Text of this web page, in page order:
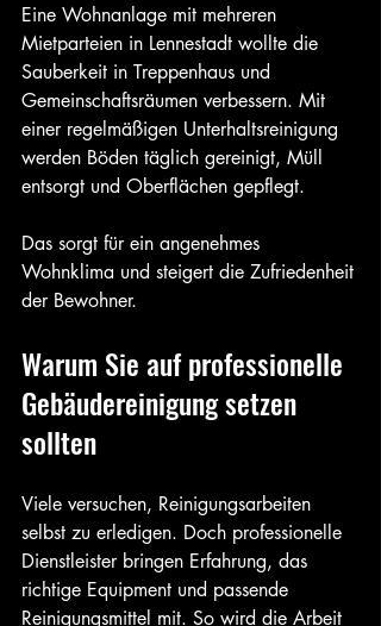
Eine Wohnanlage mit mehreren
Mietparteien in Lennestadt wollte die
Sauberkeit in Treppenhaus und
Gemeinschaftsräumen verbessern. Mit
einer regelmäßigen Unterhaltsreinigung
werden Böden täglich gereinigt, Müll
entsorgt und Oberflächen gepflegt.
Das sorgt für ein angenehmes
Wohnklima und steigert die Zufriedenheit
der Bewohner.
Warum Sie auf professionelle
Gebäudereinigung setzen
sollten
Viele versuchen, Reinigungsarbeiten
selbst zu erledigen. Doch professionelle
Dienstleister bringen Erfahrung, das
richtige Equipment und passende
Reinigungsmittel mit. So wird die Arbeit